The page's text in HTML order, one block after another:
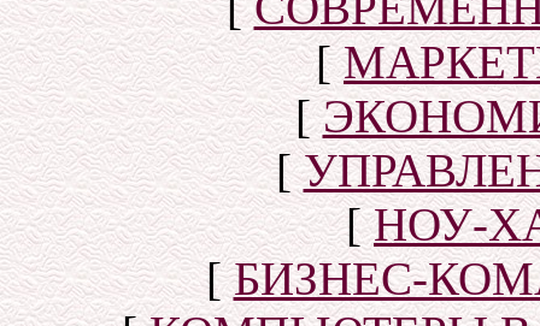
[
[
[
[НОУ-
[БИЗНЕС-